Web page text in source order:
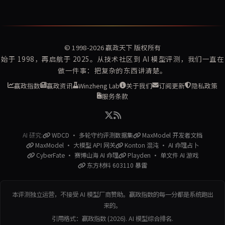
© 1998-2026赢政天下 版权所有
始于 1998，再启航于 2025。从技术社区到 AI 模型评测，我们一直在
做一件事：把复杂的东西讲清楚。
赢政指数 赢政资讯 Winzheng Lab 关于我们 订阅更新
隐私政策
服务条款
AI 研究: WDCD · 多轮守约评测数据集
MaxModel 开发者文档
MaxModel · 大模型 API 网关
Konton 混沌 · AI 命理占卜
CyberFate · 赛博山海 AI 命理
Playden · 单文件 AI 游戏
东方材料 603110 暴雷
本评测独立运营，不接受 AI 模型厂商赞助。赢政指数的每一分都是系统跑出
来的。
引用格式：赢政指数 (2026). AI 模型综合排名.